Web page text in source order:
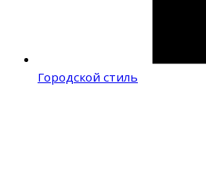
Городской стиль